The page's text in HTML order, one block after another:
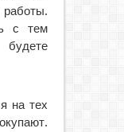
с тем
на тех